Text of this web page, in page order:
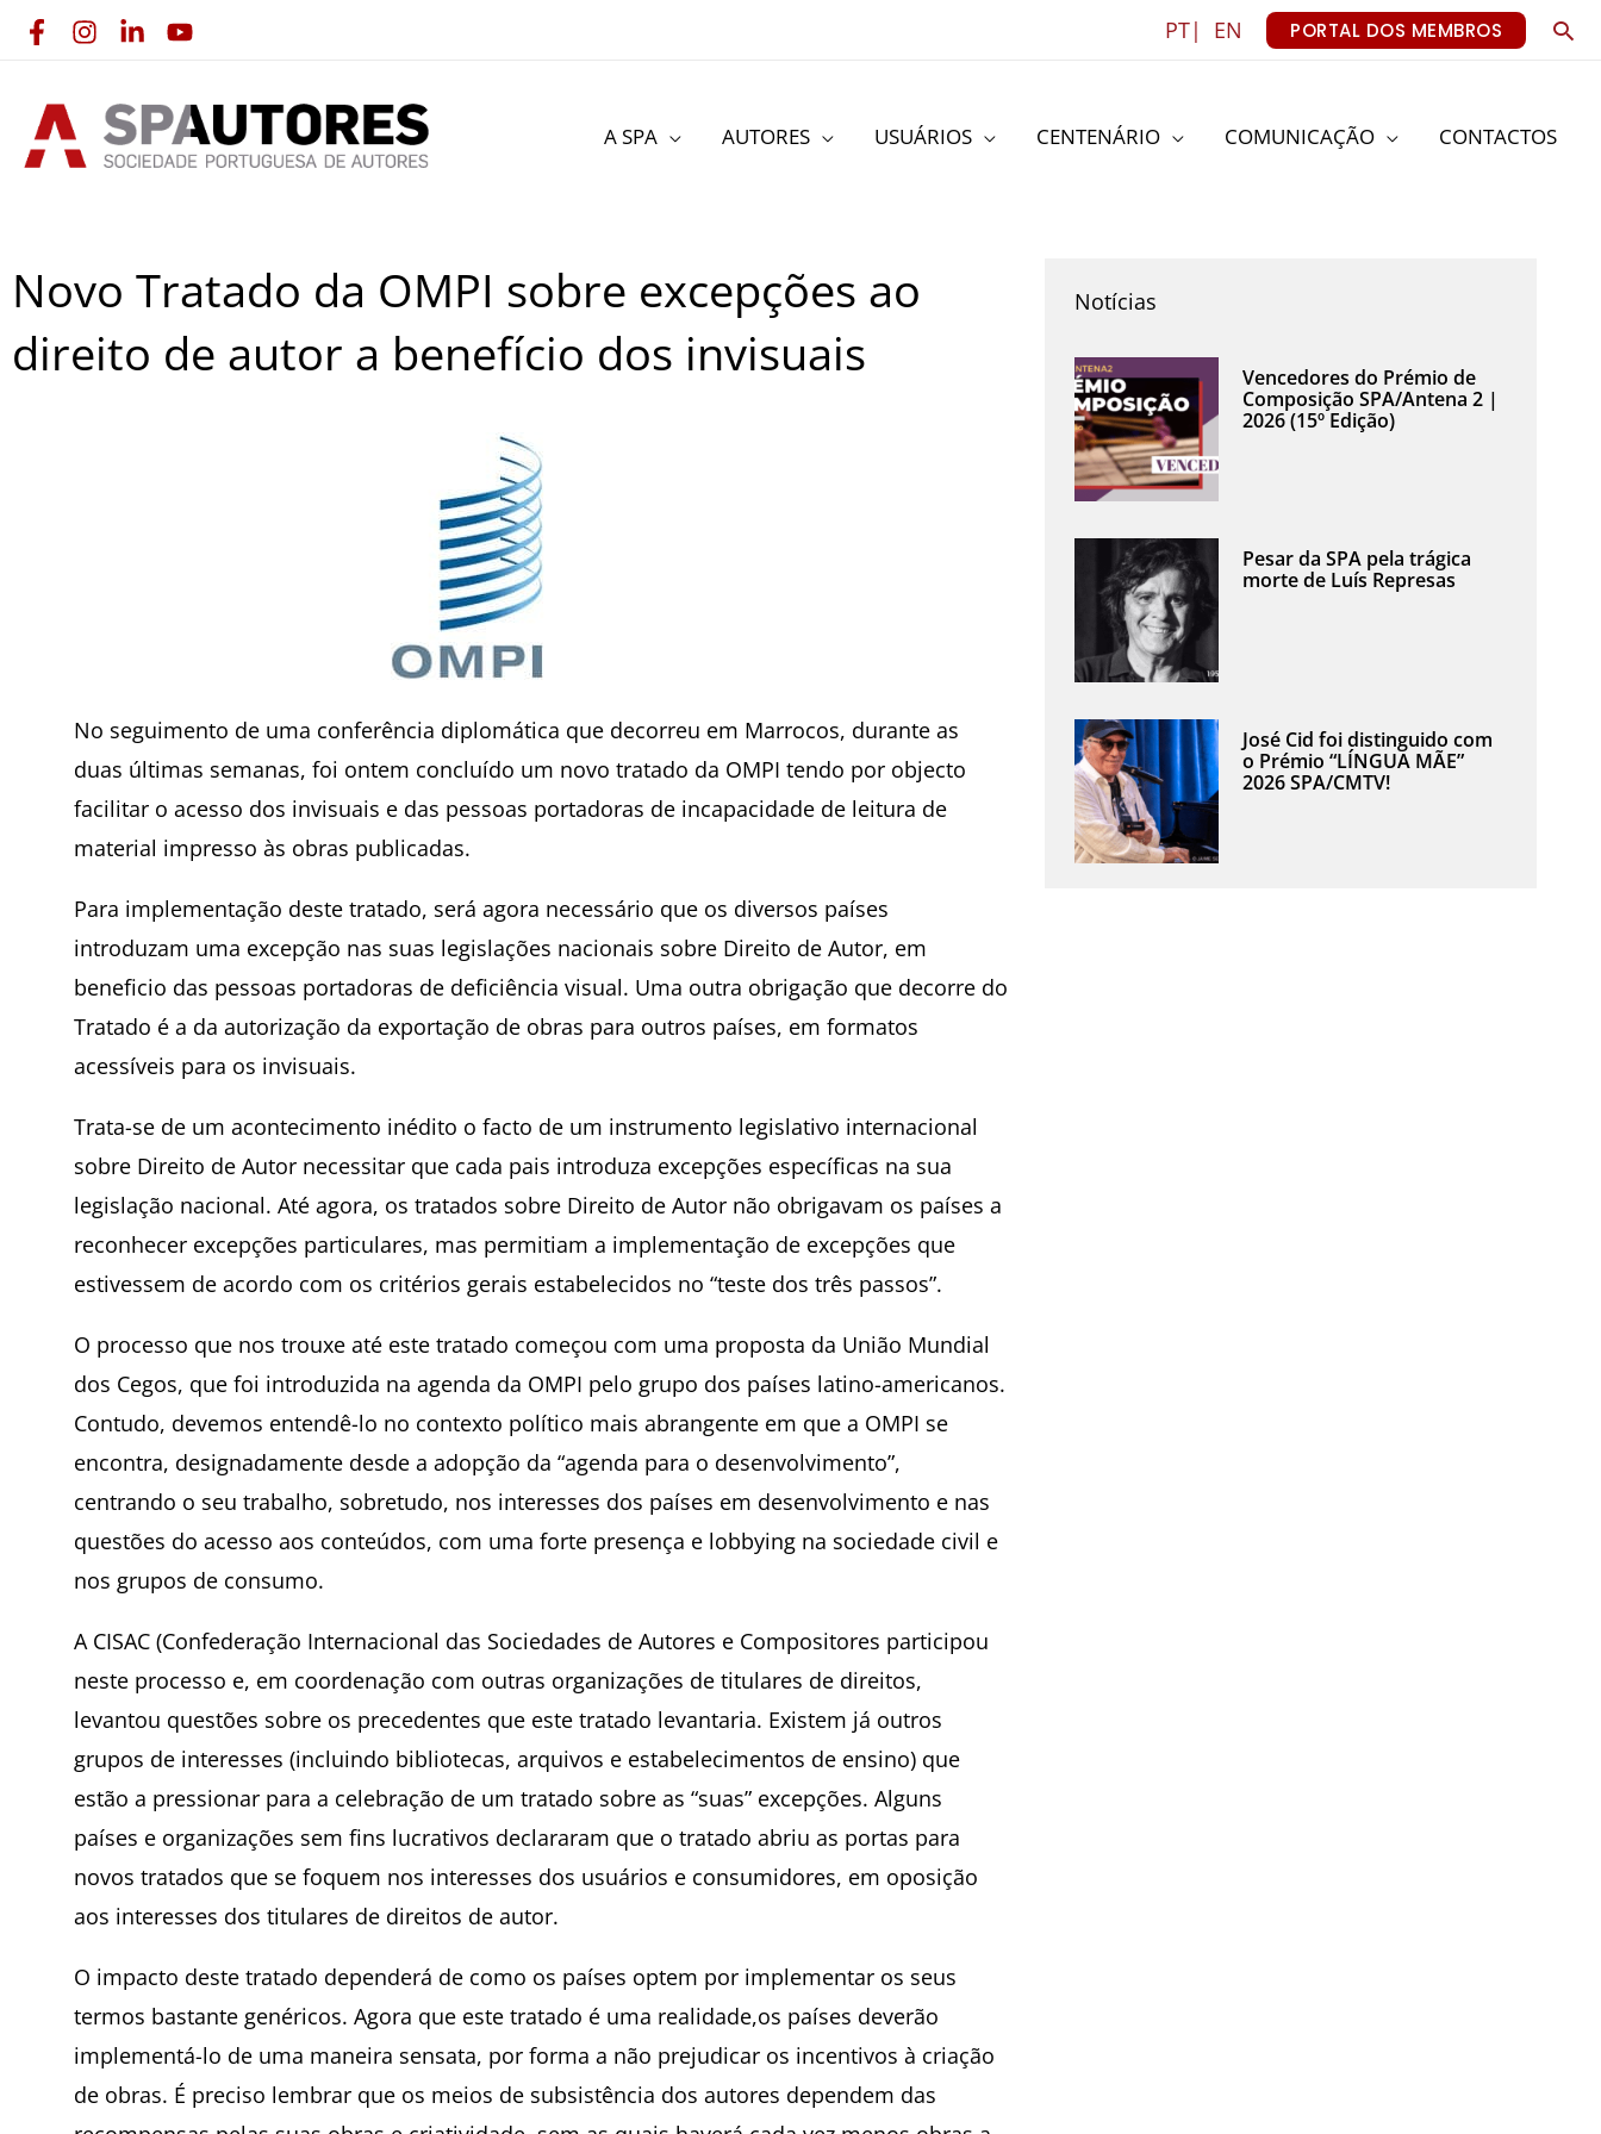
Skip
content
PT| EN PORTAL DOS MEMBROS
A SPA AUTORES USUÁRIOS CENTENÁRIO COMUNICAÇÃO CONTACTOS
Novo Tratado da OMPI sobre excepções ao
direito de autor a benefício dos invisuais
No seguimento de uma conferência diplomática que decorreu em Marrocos, durante as
duas últimas semanas, foi ontem concluído um novo tratado da OMPI tendo por objecto
facilitar o acesso dos invisuais e das pessoas portadoras de incapacidade de leitura de
material impresso às obras publicadas.
Para implementação deste tratado, será agora necessário que os diversos países
introduzam uma excepção nas suas legislações nacionais sobre Direito de Autor, em
beneficio das pessoas portadoras de deficiência visual. Uma outra obrigação que decorre do
Tratado é a da autorização da exportação de obras para outros países, em formatos
acessíveis para os invisuais.
Trata-se de um acontecimento inédito o facto de um instrumento legislativo internacional
sobre Direito de Autor necessitar que cada pais introduza excepções específicas na sua
legislação nacional. Até agora, os tratados sobre Direito de Autor não obrigavam os países a
reconhecer excepções particulares, mas permitiam a implementação de excepções que
estivessem de acordo com os critérios gerais estabelecidos no “teste dos três passos”.
O processo que nos trouxe até este tratado começou com uma proposta da União Mundial
dos Cegos, que foi introduzida na agenda da OMPI pelo grupo dos países latino-americanos.
Contudo, devemos entendê-lo no contexto político mais abrangente em que a OMPI se
encontra, designadamente desde a adopção da “agenda para o desenvolvimento”,
centrando o seu trabalho, sobretudo, nos interesses dos países em desenvolvimento e nas
questões do acesso aos conteúdos, com uma forte presença e lobbying na sociedade civil e
nos grupos de consumo.
A CISAC (Confederação Internacional das Sociedades de Autores e Compositores participou
neste processo e, em coordenação com outras organizações de titulares de direitos,
levantou questões sobre os precedentes que este tratado levantaria. Existem já outros
grupos de interesses (incluindo bibliotecas, arquivos e estabelecimentos de ensino) que
estão a pressionar para a celebração de um tratado sobre as “suas” excepções. Alguns
países e organizações sem fins lucrativos declararam que o tratado abriu as portas para
novos tratados que se foquem nos interesses dos usuários e consumidores, em oposição
aos interesses dos titulares de direitos de autor.
O impacto deste tratado dependerá de como os países optem por implementar os seus
termos bastante genéricos. Agora que este tratado é uma realidade,os países deverão
implementá-lo de uma maneira sensata, por forma a não prejudicar os incentivos à criação
de obras. É preciso lembrar que os meios de subsistência dos autores dependem das
Notícias
Vencedores do Prémio de
Composição SPA/Antena 2 |
2026 (15º Edição)
Pesar da SPA pela trágica
morte de Luís Represas
José Cid foi distinguido com
o Prémio “LÍNGUA MÃE”
2026 SPA/CMTV!